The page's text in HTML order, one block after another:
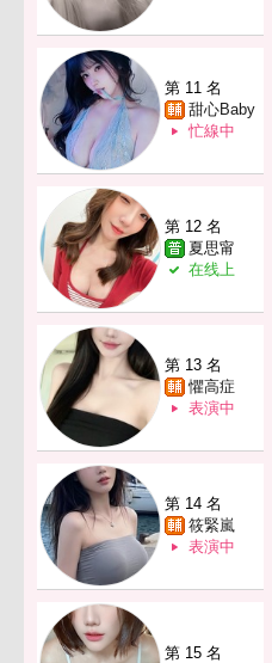
第 11 名
甜心Baby
忙線中
第 12 名
夏思甯
在线上
第 13 名
懼高症
表演中
第 14 名
筱緊嵐
表演中
第 15 名